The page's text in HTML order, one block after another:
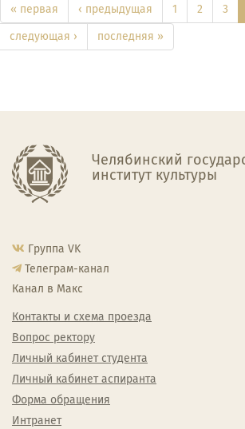
« первая ‹ предыдущая 1 2 3
следующая ›
последняя »
Челябинский
институт культуры
Группа VK
Телеграм-канал
Канал в Макс
Контакты и схема проезда
Вопрос ректору
Личный кабинет студента
Личный кабинет аспиранта
Форма обращения
Интранет